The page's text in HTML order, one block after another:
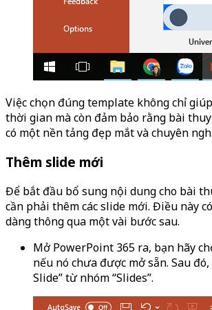
Việc chọn đúng template không chỉ
thời gian mà còn đảm bảo rằng bài
có một nền tảng đẹp mắt và chuyên
Thêm slide mới
Để bắt đầu bổ sung nội dung cho bài
cần phải thêm các slide mới. Điều này
dàng thông qua một vài bước sau.
Mở PowerPoint 365 ra, bạn hãy
nếu nó chưa được mở sẵn. Sau
Slide” từ nhóm “Slides”.